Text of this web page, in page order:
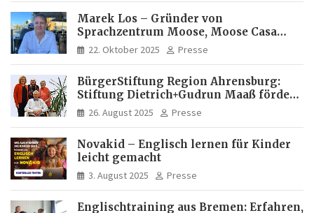
Marek Los – Gründer von
Sprachzentrum Moose, Moose Casa
Italia und Apartamento Brasil |
Internationaler Experte für Bildung
22. Oktober 2025 Presse
BürgerStiftung Region Ahrensburg:
Stiftung Dietrich+Gudrun Maaß fördert
Deutschkenntnisse von Frauen
26. August 2025 Presse
Novakid – Englisch lernen für Kinder
leicht gemacht
3. August 2025 Presse
Englischtraining aus Bremen: Erfahren,